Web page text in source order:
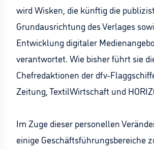
wird Wisken, die künftig die
Grundausrichtung des Verlages
Entwicklung digitaler
verantwortet. Wie bisher führt sie
Chefredaktionen der dfv-
Zeitung, TextilWirtschaft und
Im Zuge dieser personellen
einige Geschäftsführungsbereiche